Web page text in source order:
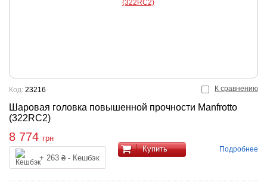
К сравнению
Шаровая головка повышенной прочности Manfrotto
(322RC2)
Код: 23216
8 774 грн
+ 263 ₴ - Кешбэк
Купить Подробнее